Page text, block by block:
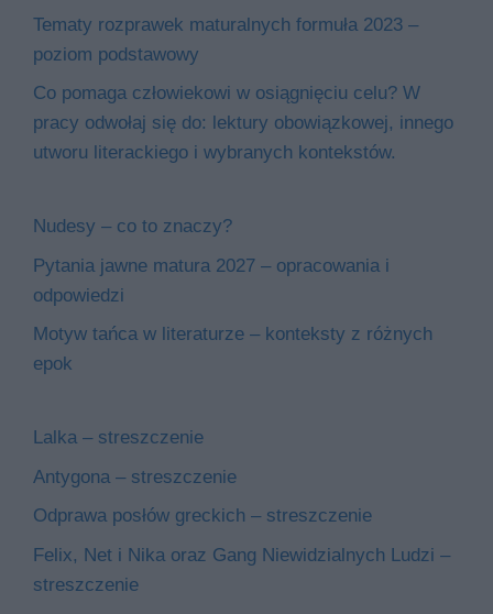
Tematy rozprawek maturalnych formuła 2023 –
poziom podstawowy
Co pomaga człowiekowi w osiągnięciu celu? W
pracy odwołaj się do: lektury obowiązkowej, innego
utworu literackiego i wybranych kontekstów.
Nudesy – co to znaczy?
Pytania jawne matura 2027 – opracowania i
odpowiedzi
Motyw tańca w literaturze – konteksty z różnych
epok
Lalka – streszczenie
Antygona – streszczenie
Odprawa posłów greckich – streszczenie
Felix, Net i Nika oraz Gang Niewidzialnych Ludzi –
streszczenie